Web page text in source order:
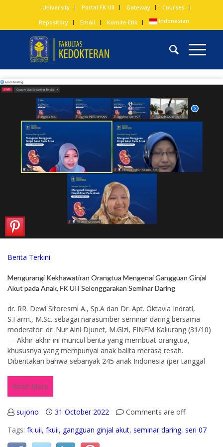
University Portal FK UII Gateway
Courses
Repository
Email Komite Etik Indonesian
Berita Terkini
Mengurangi Kekhawatiran Orangtua Mengenai Gangguan Ginjal
Akut pada Anak, FK UII Selenggarakan Seminar Daring
dr. RR. Dewi Sitoresmi A., Sp.A dan Dr. Apt. Oktavia Indrati,
S.Farm., M.Sc. sebagai narasumber seminar daring bersama
moderator: dr. Nur Aini Djunet, M.Gizi, FINEM Kaliurang (31/10)
— Akhir-akhir ini muncul berita yang membuat orangtua,
khususnya yang mempunyai anak balita merasa resah.
Diberitakan bahwa sebanyak 245 anak Indonesia (per tanggal
Read More
sujono 31 October 2022
Comments are off
Tags: fk uii, fkuii, gangguan ginjal akut, seminar daring, seri 07